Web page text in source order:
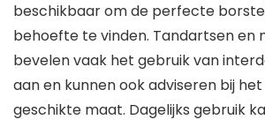
beschikbaar om de perfecte
behoefte te vinden. Tandartsen en
bevelen vaak het gebruik van
aan en kunnen ook adviseren bij
geschikte maat. Dagelijks gebruik